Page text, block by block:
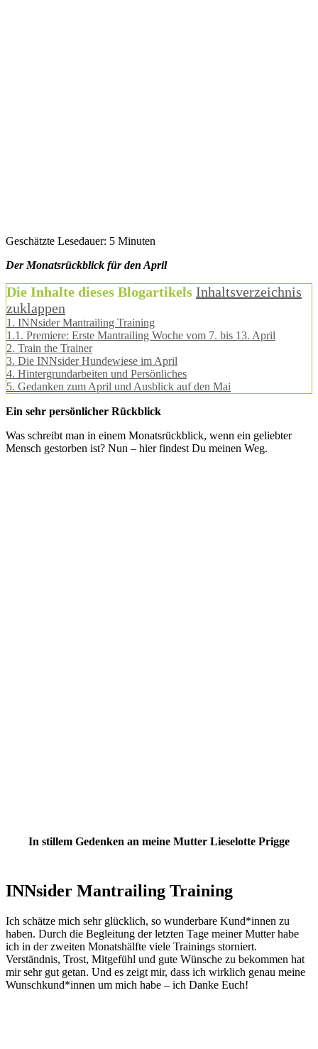
Geschätzte Lesedauer: 5 Minuten
Der Monatsrückblick für den April
Die Inhalte dieses Blogartikels Inhaltsverzeichnis
zuklappen
1. INNsider Mantrailing Training
1.1. Premiere: Erste Mantrailing Woche vom 7. bis 13. April
2. Train the Trainer
3. Die INNsider Hundewiese im April
4. Hintergrundarbeiten und Persönliches
5. Gedanken zum April und Ausblick auf den Mai
Ein sehr persönlicher Rückblick
Was schreibt man in einem Monatsrückblick, wenn ein geliebter
Mensch gestorben ist? Nun – hier findest Du meinen Weg.
In stillem Gedenken an meine Mutter Lieselotte Prigge
INNsider Mantrailing Training
Ich schätze mich sehr glücklich, so wunderbare Kund*innen zu
haben. Durch die Begleitung der letzten Tage meiner Mutter habe
ich in der zweiten Monatshälfte viele Trainings storniert.
Verständnis, Trost, Mitgefühl und gute Wünsche zu bekommen hat
mir sehr gut getan. Und es zeigt mir, dass ich wirklich genau meine
Wunschkund*innen um mich habe – ich Danke Euch!